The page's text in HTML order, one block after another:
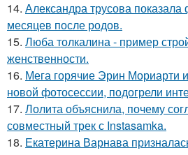
14. Александра трусова
месяцев после родов.
15. Люба толкалина - пример
женственности.
16. Мега горячие Эрин Мориарти
новой фотосессии, подогрели
17. Лолита объяснила, почему
совместный трек с Instasamka.
18. Екатерина Варнава